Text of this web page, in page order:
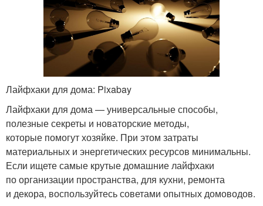
Лайфхаки для дома: Pixabay
Лайфхаки для дома — универсальные способы,
полезные секреты и новаторские методы,
которые помогут хозяйке. При этом затраты
материальных и энергетических ресурсов минимальны.
Если ищете самые крутые домашние лайфхаки
по организации пространства, для кухни, ремонта
и декора, воспользуйтесь советами опытных домоводов.